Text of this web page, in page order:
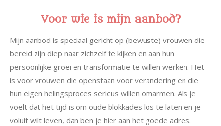
Voor wie is mijn aanbod?
Mijn aanbod is speciaal gericht op (bewuste) vrouwen die
bereid zijn diep naar zichzelf te kijken en aan hun
persoonlijke groei en transformatie te willen werken. Het
is voor vrouwen die openstaan voor verandering en die
hun eigen helingsproces serieus willen omarmen. Als je
voelt dat het tijd is om oude blokkades los te laten en je
voluit wilt leven, dan ben je hier aan het goede adres.